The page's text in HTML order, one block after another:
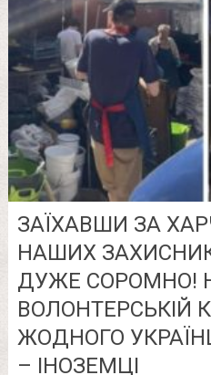
ЗАЇХАВШИ ЗА
НАШИХ
ДУЖЕ СОРОМНО!
ВОЛОНТЕРСЬКІЙ
ЖОДНОГО
– ІНОЗЕМЦІ